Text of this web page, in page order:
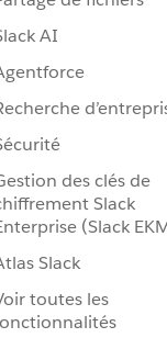
AI
des clés de
Slack
(Slack
Slack
toutes les